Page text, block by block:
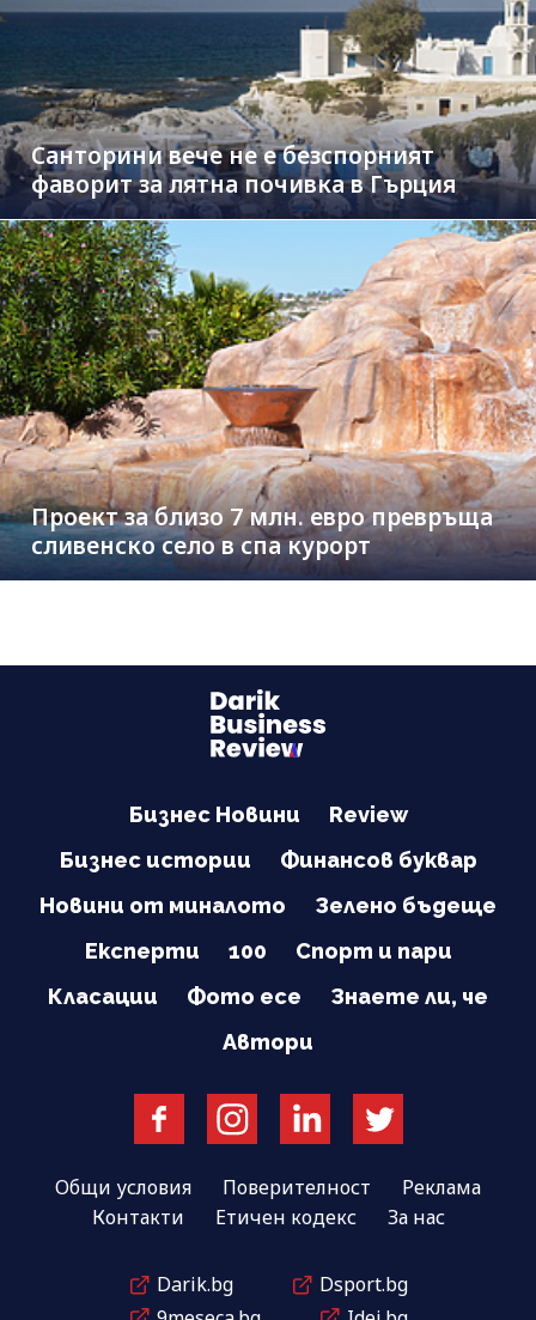
Санторини вече не е безспорният
фаворит за лятна почивка в Гърция
Проект за близо 7 млн. евро превръща
сливенско село в спа курорт
Бизнес Новини
Review
Бизнес истории
Финансов буквар
Новини от миналото
Зелено бъдеще
Експерти
100
Спорт и пари
Класации
Фото есе
Знаете ли, че
Автори
Общи условия Поверителност
Реклама
Контакти
Етичен кодекс За нас
Darik.bg
Dsport.bg